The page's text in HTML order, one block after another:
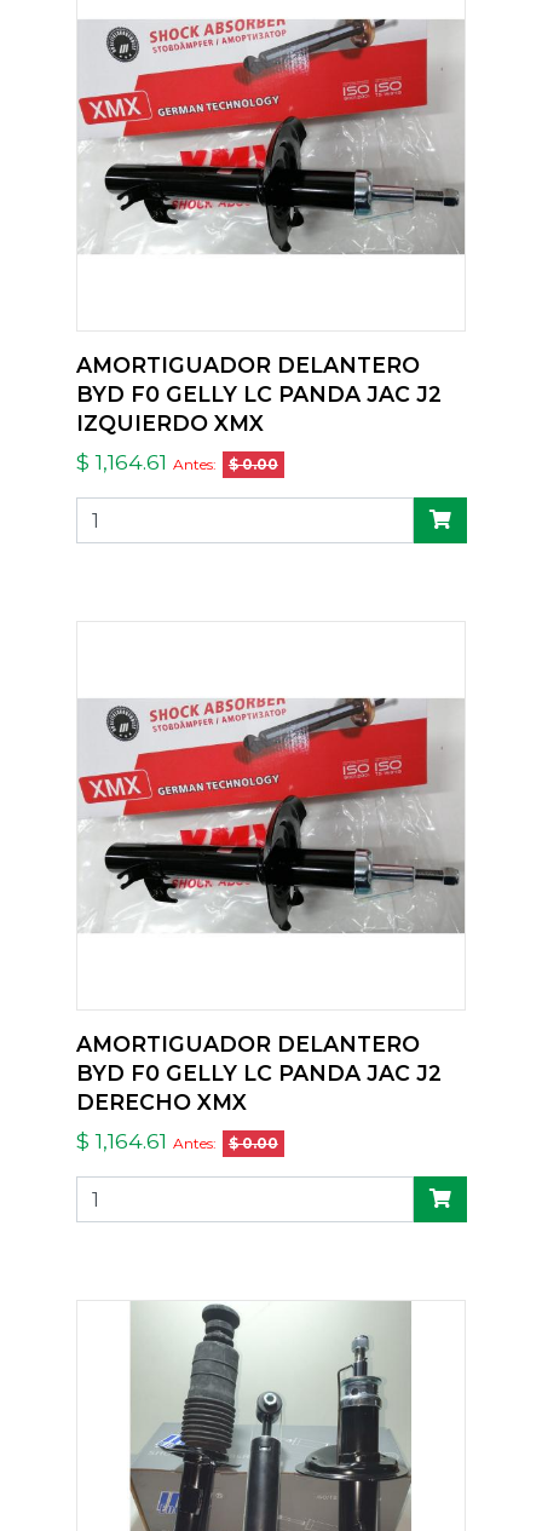
AMORTIGUADOR DELANTERO
BYD F0 GELLY LC PANDA JAC J2
IZQUIERDO XMX
$ 1,164.61 Antes: $ 0.00
AMORTIGUADOR DELANTERO
BYD F0 GELLY LC PANDA JAC J2
DERECHO XMX
$ 1,164.61 Antes: $ 0.00